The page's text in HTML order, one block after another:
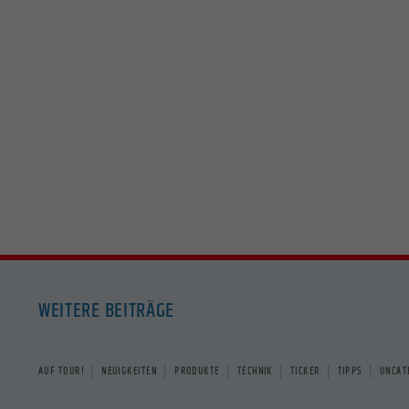
WEITERE BEITRÄGE
AUF TOUR! NEUIGKEITEN PRODUKTE TECHNIK TICKER TIPPS